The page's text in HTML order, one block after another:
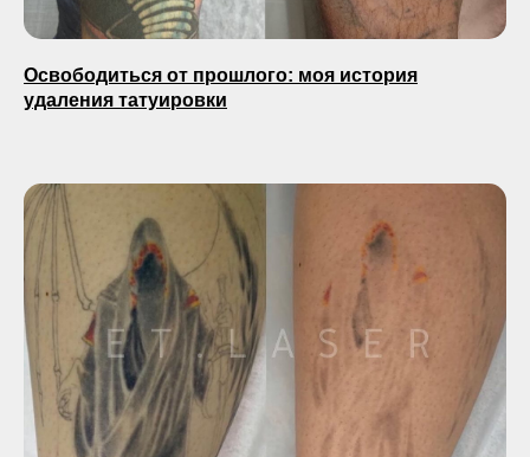
Освободиться от прошлого: моя история
удаления татуировки